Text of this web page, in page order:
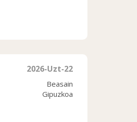
2026-Uzt-22
Beasain
Gipuzkoa